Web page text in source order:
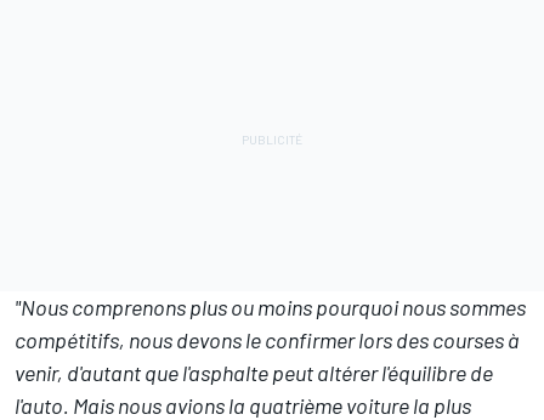
"Nous comprenons plus ou moins pourquoi nous sommes
compétitifs, nous devons le confirmer lors des courses à
venir, d'autant que l'asphalte peut altérer l'équilibre de
l'auto. Mais nous avions la quatrième voiture la plus